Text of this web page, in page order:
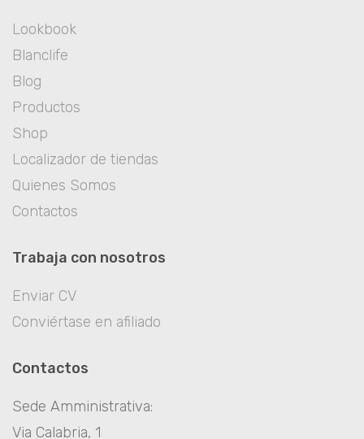
Lookbook
Blanclife
Blog
Productos
Shop
Localizador de tiendas
Quienes Somos
Contactos
Trabaja con nosotros
Enviar CV
Conviértase en afiliado
Contactos
Sede Amministrativa:
Via Calabria, 1